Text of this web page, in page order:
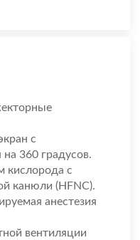
с
360 градусов.
кислорода с
канюли (HFNC).
анестезия
вентиляции